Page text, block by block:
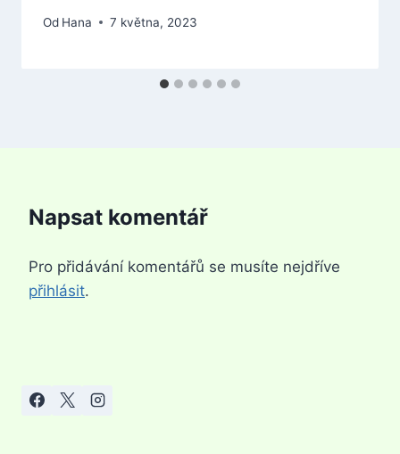
Od Hana 7 května, 2023
Napsat komentář
Pro přidávání komentářů se musíte nejdříve
přihlásit.